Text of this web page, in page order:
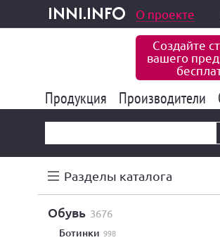
inni.info
и услуги О проекте
Создайте
вашего
Продукция 177 839
Производители
Разделы каталога
обувь 3676
ботинки 998